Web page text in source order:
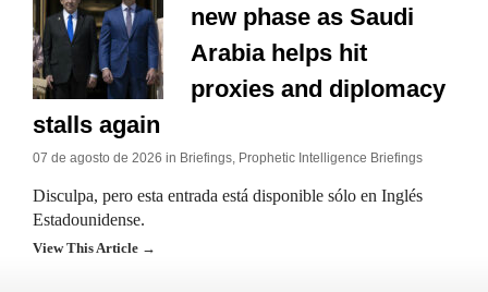
new phase as Saudi
Arabia helps hit
proxies and diplomacy
stalls again
07 de agosto de 2026 in Briefings, Prophetic Intelligence Briefings
Disculpa, pero esta entrada está disponible sólo en Inglés
Estadounidense.
View This Article →